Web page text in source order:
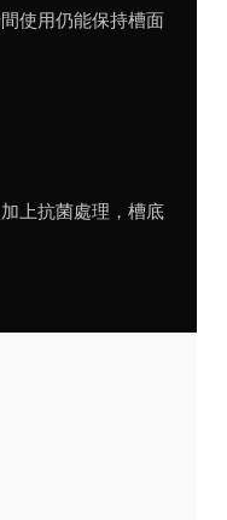
使用仍能保持槽面
上抗菌處理，槽底